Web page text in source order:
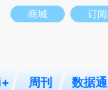
商城 订阅
周刊 数据通